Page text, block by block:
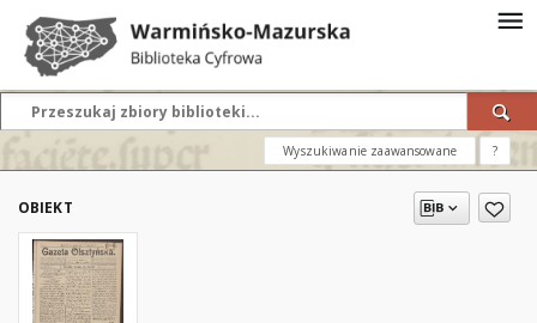
Wyszukiwanie zaawansowane ?
OBIEKT